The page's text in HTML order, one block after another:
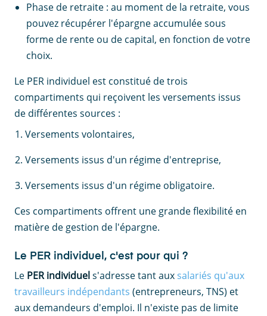
Phase de retraite : au moment de la retraite, vous
pouvez récupérer l'épargne accumulée sous
forme de rente ou de capital, en fonction de votre
choix.
Le PER individuel est constitué de trois
compartiments qui reçoivent les versements issus
de différentes sources :
Versements volontaires,
Versements issus d'un régime d'entreprise,
Versements issus d'un régime obligatoire.
Ces compartiments offrent une grande flexibilité en
matière de gestion de l'épargne.
Le PER individuel, c'est pour qui ?
Le PER individuels'adresse tant auxsalariés qu'aux
travailleurs indépendants (entrepreneurs, TNS) et
aux demandeurs d'emploi. Il n'existe pas de limite